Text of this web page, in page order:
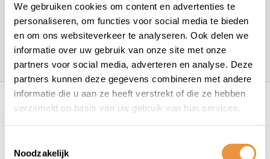
We gebruiken cookies om content en advertenties te
personaliseren, om functies voor social media te bieden
en om ons websiteverkeer te analyseren. Ook delen we
informatie over uw gebruik van onze site met onze
partners voor social media, adverteren en analyse. Deze
partners kunnen deze gegevens combineren met andere
informatie die u aan ze heeft verstrekt of die ze hebben
verzameld op basis van uw gebruik van hun services.
Noodzakelijk
info@artsloten.nl
157 klanten geven een 4.7 /5 op
Recent bekeken